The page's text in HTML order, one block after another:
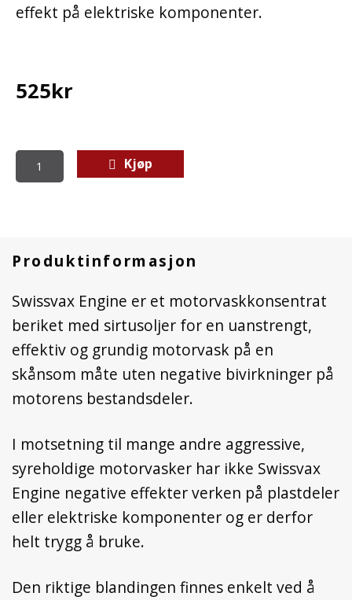
effekt på elektriske komponenter.
525kr
Kjøp
Produktinformasjon
Swissvax Engine er et motorvaskkonsentrat
beriket med sirtusoljer for en uanstrengt,
effektiv og grundig motorvask på en
skånsom måte uten negative bivirkninger på
motorens bestandsdeler.
I motsetning til mange andre aggressive,
syreholdige motorvasker har ikke Swissvax
Engine negative effekter verken på plastdeler
eller elektriske komponenter og er derfor
helt trygg å bruke.
Den riktige blandingen finnes enkelt ved å